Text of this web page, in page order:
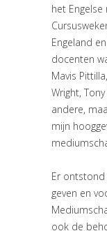
het Engelse
Engeland
docenten
Mavis
Wright,
andere,
mijn
Er
geven en
ook de